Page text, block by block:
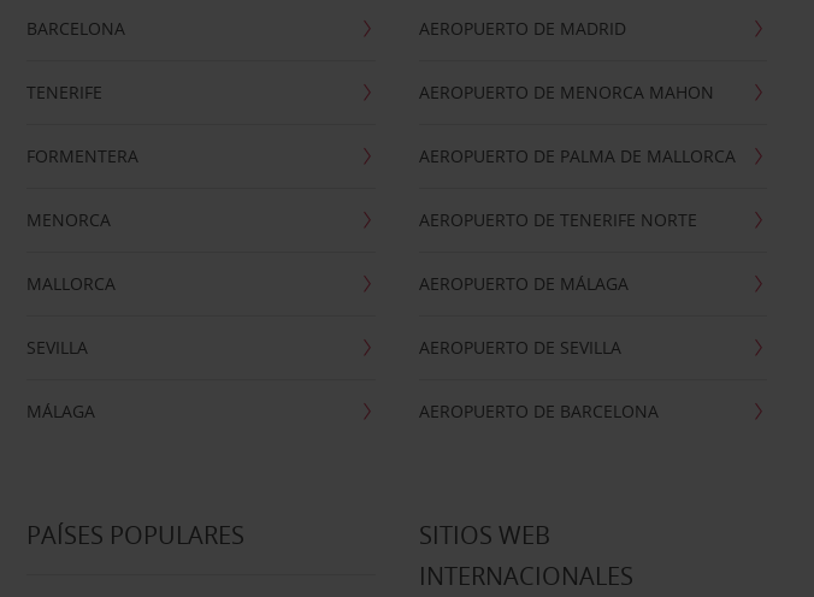
BARCELONA
TENERIFE
FORMENTERA
MENORCA
MALLORCA
SEVILLA
MÁLAGA
AEROPUERTO DE MADRID
AEROPUERTO DE MENORCA MAHON
AEROPUERTO DE PALMA DE MALLORCA
AEROPUERTO DE TENERIFE NORTE
AEROPUERTO DE MÁLAGA
AEROPUERTO DE SEVILLA
AEROPUERTO DE BARCELONA
PAÍSES POPULARES
SITIOS WEB
INTERNACIONALES